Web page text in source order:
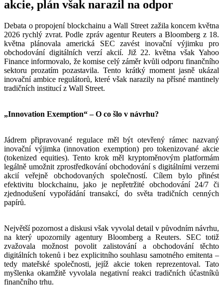
akcie, plán však narazil na odpor
Debata o propojení blockchainu a Wall Street zažila koncem května
2026 rychlý zvrat. Podle zpráv agentur Reuters a Bloomberg z 18.
května plánovala americká SEC zavést inovační výjimku pro
obchodování digitálních verzí akcií. Již 22. května však Yahoo
Finance informovalo, že komise celý záměr kvůli odporu finančního
sektoru prozatím pozastavila. Tento krátký moment jasně ukázal
inovační ambice regulátorů, které však narazily na přísné mantinely
tradičních institucí z Wall Street.
„Innovation Exemption“ – O co šlo v návrhu?
Jádrem připravované regulace měl být otevřený rámec nazvaný
inovační výjimka (innovation exemption) pro tokenizované akcie
(tokenized equities). Tento krok měl kryptoměnovým platformám
legálně umožnit zprostředkování obchodování s digitálními verzemi
akcií veřejně obchodovaných společností. Cílem bylo přinést
efektivitu blockchainu, jako je nepřetržité obchodování 24/7 či
zjednodušení vypořádání transakcí, do světa tradičních cenných
papírů.
Největší pozornost a diskusi však vyvolal detail v původním návrhu,
na který upozornily agentury Bloomberg a Reuters. SEC totiž
zvažovala možnost povolit zalistování a obchodování těchto
digitálních tokenů i bez explicitního souhlasu samotného emitenta –
tedy mateřské společnosti, jejíž akcie token reprezentoval. Tato
myšlenka okamžitě vyvolala negativní reakci tradičních účastníků
finančního trhu.